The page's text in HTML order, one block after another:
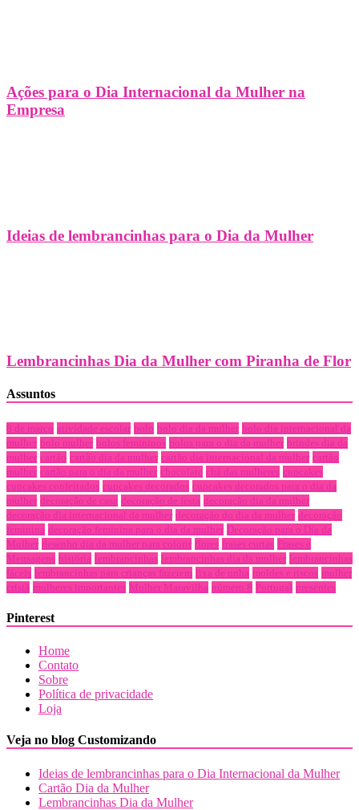
Ações para o Dia Internacional da Mulher na
Empresa
Ideias de lembrancinhas para o Dia da Mulher
Lembrancinhas Dia da Mulher com Piranha de Flor
Assuntos
8 de março atividade escolar bolo bolo dia da mulher bolo dia internacional da
mulher bolo mulher bolos femininos bolos para o dia da mulher brindes dia da
mulher
cartão cartão dia da mulher cartão dia internacional da mulher
cartão
mulher
cartão para o dia da mulher chocolate chá das mulheres
cupcakes
cupcakes confeitados
cupcakes decorados
cupcakes decorados para o dia da
mulher
decoração de casa decoração de festa
decoração dia da mulher
decoração dia internacional da mulher
decoração do dia da mulher
decoração
feminina
decoração feminina para o dia da mulher
Decoração para o Dia da
Mulher
desenho dia da mulher para colorir flores frases curtas
Frases e
Mensagens
história lembrancinhas lembrancinhas dia da mulher
lembrancinhas
fáceis
lembrancinhas para crianças fazerem lixa de unha moldes e riscos
mulher
cristã
mulheres importantes Mulher Maravilha número 8 Portugal presentes
Pinterest
Home
Contato
Sobre
Política de privacidade
Loja
Veja no blog Customizando
Ideias de lembrancinhas para o Dia Internacional da Mulher
Cartão Dia da Mulher
Lembrancinhas Dia da Mulher